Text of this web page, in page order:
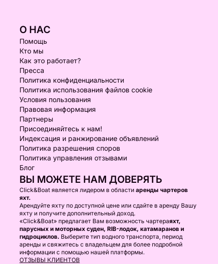
О НАС
Помощь
Кто мы
Как это работает?
Пресса
Политика конфиденциальности
Политика использования файлов cookie
Условия пользования
Правовая информация
Партнеры
Присоединяйтесь к нам!
Индексация и ранжирование объявлений
Политика разрешения споров
Политика управления отзывами
Блог
ВЫ МОЖЕТЕ НАМ ДОВЕРЯТЬ
Click&Boat является лидером в области аренды чартеров
яхт.
Арендуйте яхту по доступной цене или сдайте в аренду Вашу
яхту и получите дополнительный доход.
«Click&Boat» предлагает Вам возможность чартераяхт,
парусных и моторных суден, RIB-лодок, катамаранов и
гидроциклов. Выберите тип водного транспорта, период
аренды и свяжитесь с владельцем для более подробной
информации с помощью нашей платформы.
ОТЗЫВЫ КЛИЕНТОВ